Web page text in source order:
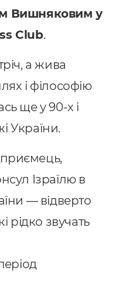
Вишняковим у
Club.
а жива
і філософію
ще у 90-х і
України.
Ізраїлю в
— відверто
рідко звучать